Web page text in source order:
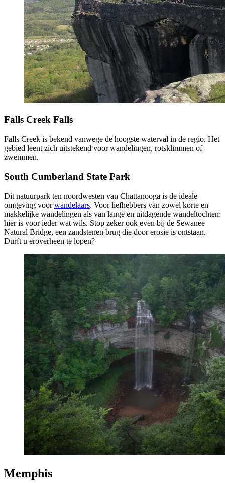
Falls Creek Falls
Falls Creek is bekend vanwege de hoogste waterval in de regio. Het
gebied leent zich uitstekend voor wandelingen, rotsklimmen of
zwemmen.
South Cumberland State Park
Dit natuurpark ten noordwesten van Chattanooga is de ideale
omgeving voorwandelaars. Voor liefhebbers van zowel korte en
makkelijke wandelingen als van lange en uitdagende wandeltochten:
hier is voor ieder wat wils. Stop zeker ook even bij de Sewanee
Natural Bridge, een zandstenen brug die door erosie is ontstaan.
Durft u eroverheen te lopen?
Memphis